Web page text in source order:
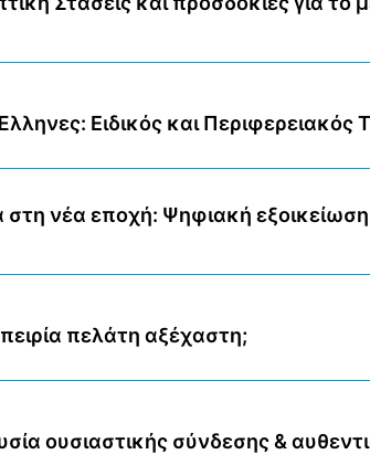
Ειδικός και Περιφερειακός
νέα εποχή: Ψηφιακή
πελάτη αξέχαστη;
ουσιαστικής σύνδεσης &